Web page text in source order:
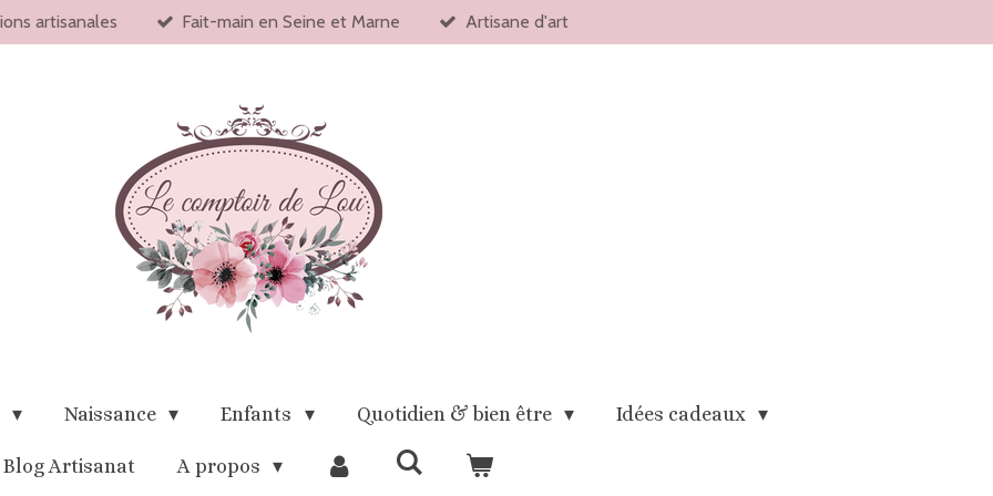
artisanales Fait-main en Seine et Marne Artisane d'art
Naissance Enfants Quotidien & bien être Idées cadeaux
Blog Artisanat A propos